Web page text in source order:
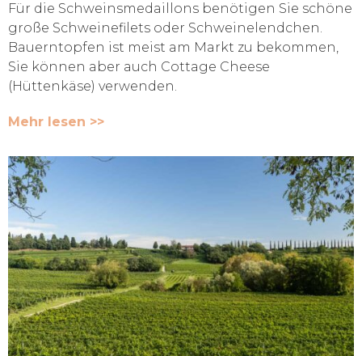
Für die Schweinsmedaillons benötigen Sie schöne
große Schweinefilets oder Schweinelendchen.
Bauerntopfen ist meist am Markt zu bekommen,
Sie können aber auch Cottage Cheese
(Hüttenkäse) verwenden.
Mehr lesen >>